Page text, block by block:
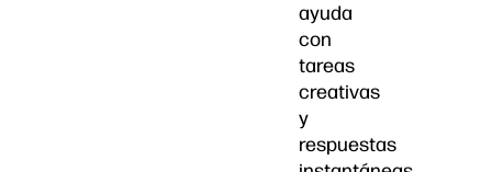
ayuda
con
tareas
creativas
y
respuestas